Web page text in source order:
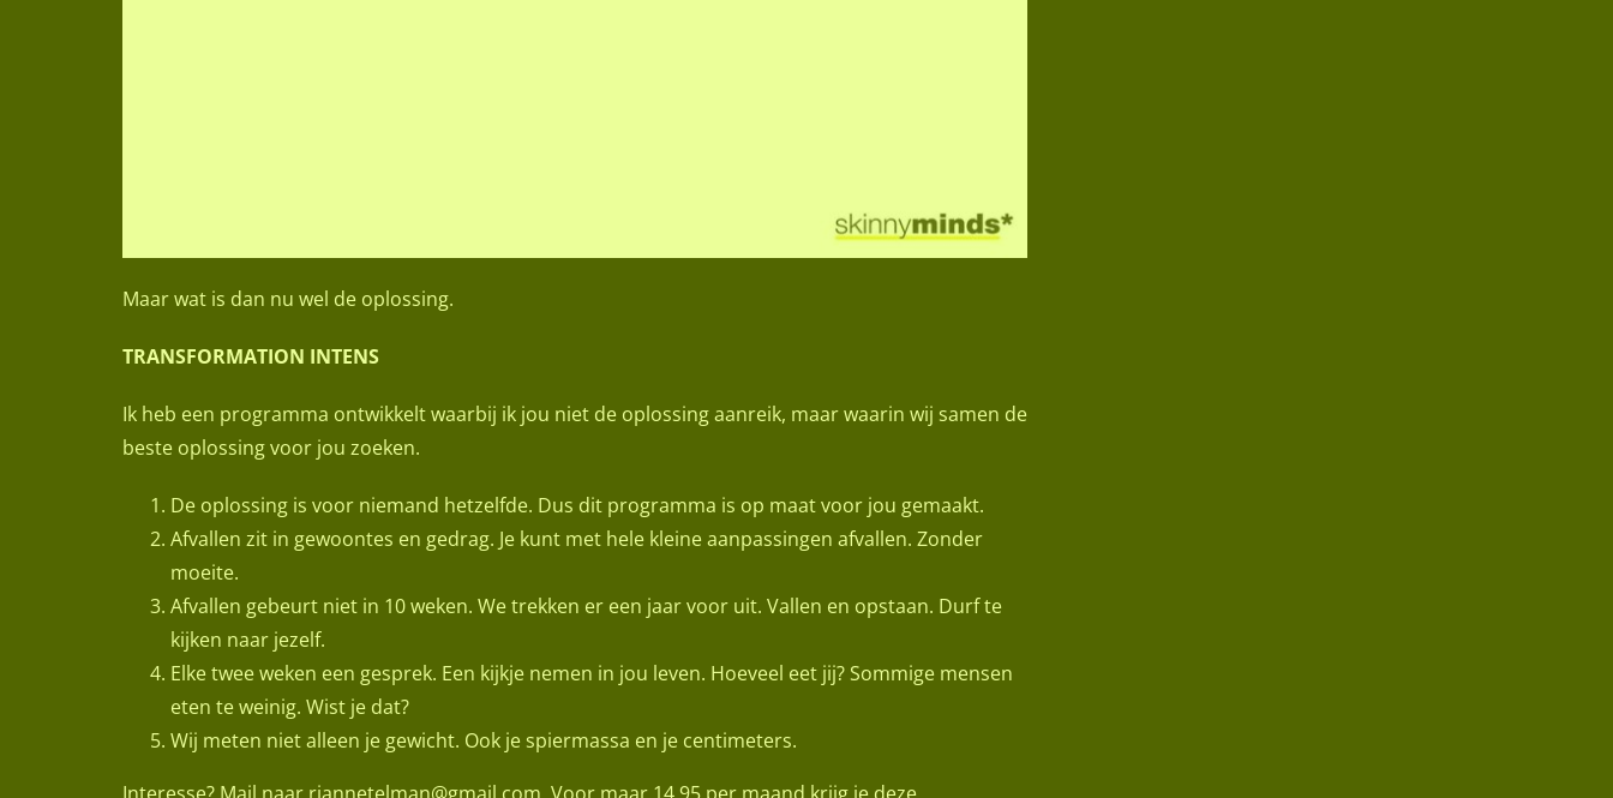
Maar wat is dan nu wel de oplossing.
TRANSFORMATION INTENS
Ik heb een programma ontwikkelt waarbij ik jou niet de oplossing aanreik, maar waarin wij samen de
beste oplossing voor jou zoeken.
De oplossing is voor niemand hetzelfde. Dus dit programma is op maat voor jou gemaakt.
Afvallen zit in gewoontes en gedrag. Je kunt met hele kleine aanpassingen afvallen. Zonder
moeite.
Afvallen gebeurt niet in 10 weken. We trekken er een jaar voor uit. Vallen en opstaan. Durf te
kijken naar jezelf.
Elke twee weken een gesprek. Een kijkje nemen in jou leven. Hoeveel eet jij? Sommige mensen
eten te weinig. Wist je dat?
Wij meten niet alleen je gewicht. Ook je spiermassa en je centimeters.